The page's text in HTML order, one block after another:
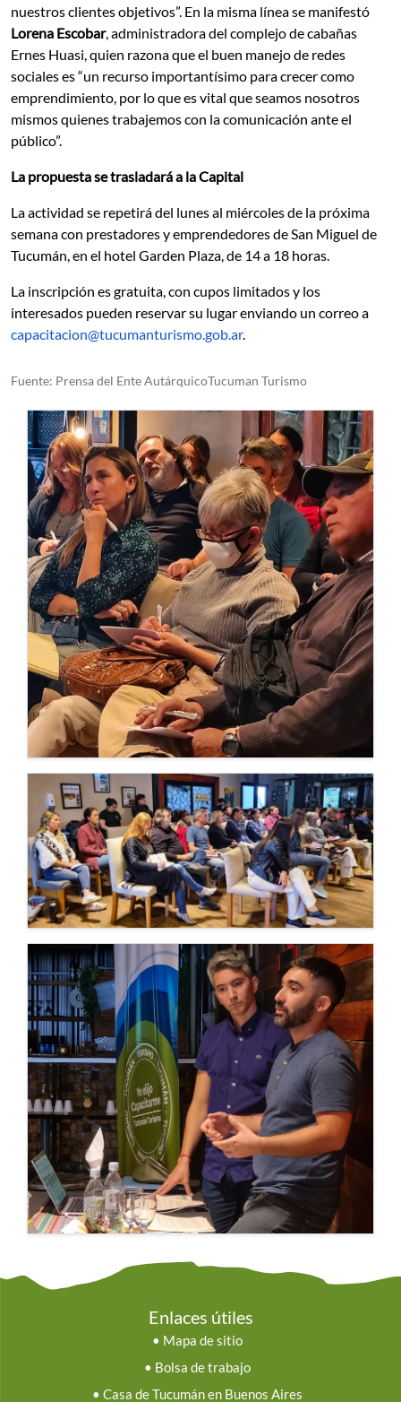
nuestros clientes objetivos”. En la misma línea se manifestó
Lorena Escobar, administradora del complejo de cabañas
Ernes Huasi, quien razona que el buen manejo de redes
sociales es “un recurso importantísimo para crecer como
emprendimiento, por lo que es vital que seamos nosotros
mismos quienes trabajemos con la comunicación ante el
público”.
La propuesta se trasladará a la Capital
La actividad se repetirá del lunes al miércoles de la próxima
semana con prestadores y emprendedores de San Miguel de
Tucumán, en el hotel Garden Plaza, de 14 a 18 horas.
La inscripción es gratuita, con cupos limitados y los
interesados pueden reservar su lugar enviando un correo a
capacitacion@tucumanturismo.gob.ar.
Fuente: Prensa del Ente AutárquicoTucuman Turismo
Enlaces útiles
• Mapa de sitio
• Bolsa de trabajo
• Casa de Tucumán en Buenos Aires